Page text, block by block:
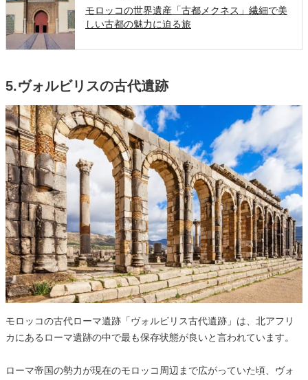
モロッコの世界遺産「古都メクネス」繊細で美
しい古都の魅力に迫る旅
5.ヴォルビリスの古代遺跡
モロッコの古代ローマ遺跡「ヴォルビリス古代遺跡」は、北アフリ
カにあるローマ遺跡の中で最も保存状態が良いと言われています。
ローマ帝国の勢力が現在のモロッコ周辺まで広がっていた頃、ヴォ